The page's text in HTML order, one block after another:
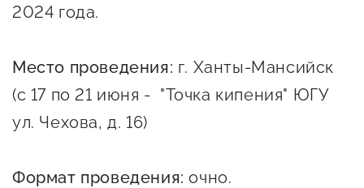
Бизнес Югра"
Меры поддержки
Навигатор по мерам
2024 года.
Место проведения: г. Ханты-Мансийск
(с 17 по 21 июня - "Точка кипения" ЮГУ
ул. Чехова, д. 16)
Формат проведения: очно.